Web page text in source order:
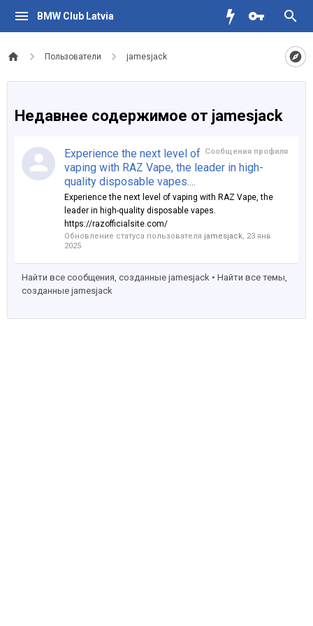
BMW Club Latvia
Пользователи jamesjack
Недавнее содержимое от jamesjack
Сообщения профиля
Experience the next level of
vaping with RAZ Vape, the leader in high-
quality disposable vapes....
Experience the next level of vaping with RAZ Vape, the
leader in high-quality disposable vapes.
https://razofficialsite.com/
Обновление статуса пользователя jamesjack, 23 янв
2025
Найти все сообщения, созданные jamesjack
Найти все темы,
созданные jamesjack